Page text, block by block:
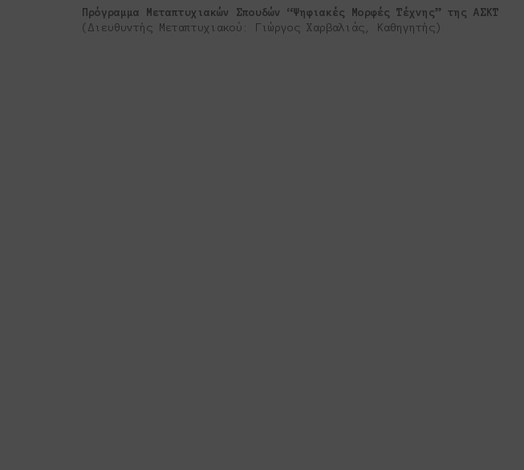
Πρόγραμμα Μεταπτυχιακών Σπουδών “Ψηφιακές Μορφές Τέχνης” της ΑΣΚΤ
(Διευθυντής Μεταπτυχιακού: Γιώργος Χαρβαλιάς, Καθηγητής)